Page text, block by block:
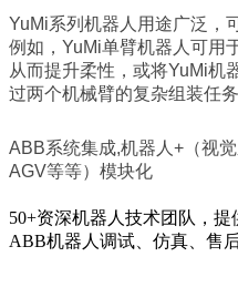
YuMi系列机器人用途广泛，
例如，YuMi单臂机器人可用
从而提升柔性，或将YuMi机
过两个机械臂的复杂组装任务
ABB系统集成,机器人+（视
AGV等等）模块化
50+资深机器人技术团队， 提
ABB机器人调试、仿真、售